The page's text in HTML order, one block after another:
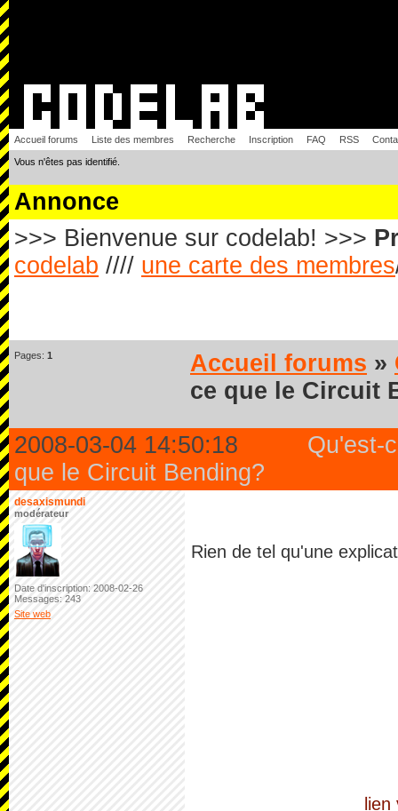
Accueil forums Liste des membres Recherche Inscription FAQ RSS
Vous n'êtes pas identifié.
Annonce
>>> Bienvenue sur codelab! >>>
codelab //// une carte des membres
Pages: 1 Accueil forums »
ce que le Circuit
2008-03-04 14:50:18
Qu'est-
que le Circuit Bending?
desaxismundi
modérateur
Date d'inscription: 2008-02-26
Messages: 243
Site web
Rien de tel qu'une
lien